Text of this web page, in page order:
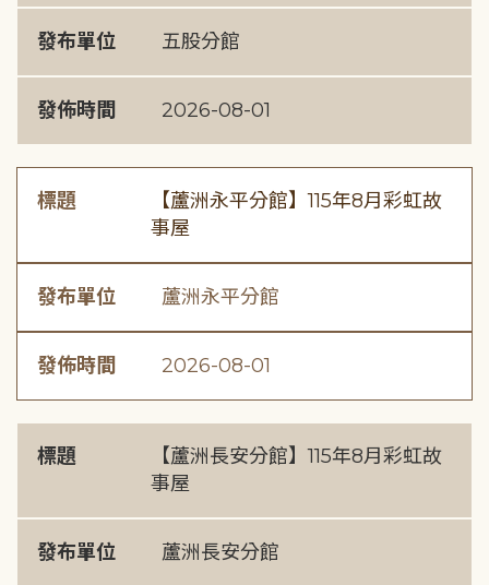
發布單位 五股分館
發佈時間 2026-08-01
標題
【蘆洲永平分館】115年8月彩虹故
事屋
發布單位 蘆洲永平分館
發佈時間 2026-08-01
標題
【蘆洲長安分館】115年8月彩虹故
事屋
發布單位 蘆洲長安分館